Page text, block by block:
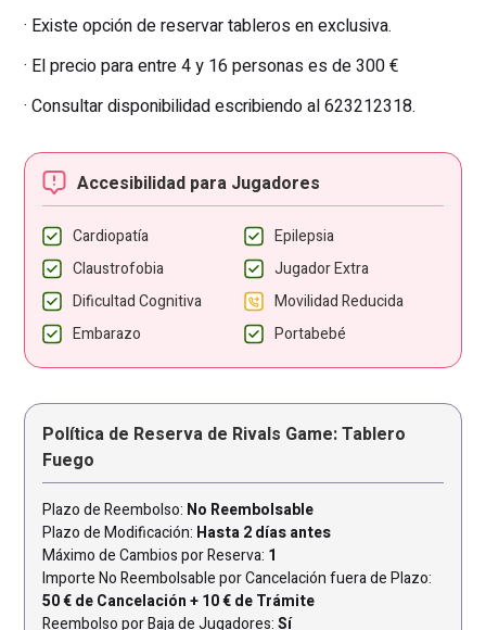
· Existe opción de reservar tableros en exclusiva.
· El precio para entre 4 y 16 personas es de 300 €
· Consultar disponibilidad escribiendo al 623212318.
Accesibilidad para Jugadores
Cardiopatía
Epilepsia
Claustrofobia
Jugador Extra
Dificultad Cognitiva
Movilidad Reducida
Embarazo
Portabebé
Política de Reserva de Rivals Game: Tablero
Fuego
Plazo de Reembolso: No Reembolsable
Plazo de Modificación: Hasta 2 días antes
Máximo de Cambios por Reserva: 1
Importe No Reembolsable por Cancelación fuera de Plazo:
50 € de Cancelación + 10 € de Trámite
Reembolso por Baja de Jugadores: Sí